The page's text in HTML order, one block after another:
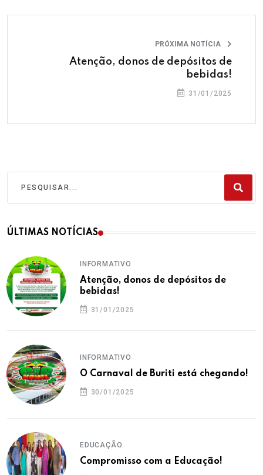
PRÓXIMA NOTÍCIA
Atenção, donos de depósitos de
bebidas!
31/01/2025
ÚLTIMAS NOTÍCIAS
INFORMATIVO
Atenção, donos de depósitos de
bebidas!
31/01/2025
INFORMATIVO
O Carnaval de Buriti está chegando!
30/01/2025
EDUCAÇÃO
Compromisso com a Educação!